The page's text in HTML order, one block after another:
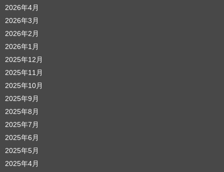
2026年4月
2026年3月
2026年2月
2026年1月
2025年12月
2025年11月
2025年10月
2025年9月
2025年8月
2025年7月
2025年6月
2025年5月
2025年4月